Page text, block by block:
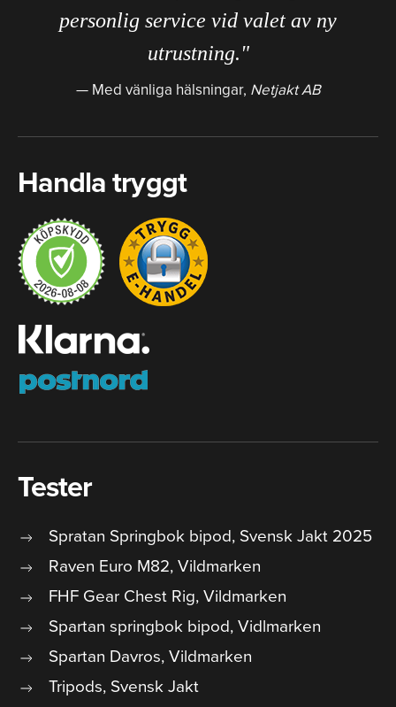
personlig service vid valet av ny
utrustning."
Med vänliga hälsningar, Netjakt AB
Handla tryggt
Tester
Spratan Springbok bipod, Svensk Jakt 2025
Raven Euro M82, Vildmarken
FHF Gear Chest Rig, Vildmarken
Spartan springbok bipod, Vidlmarken
Spartan Davros, Vildmarken
Tripods, Svensk Jakt